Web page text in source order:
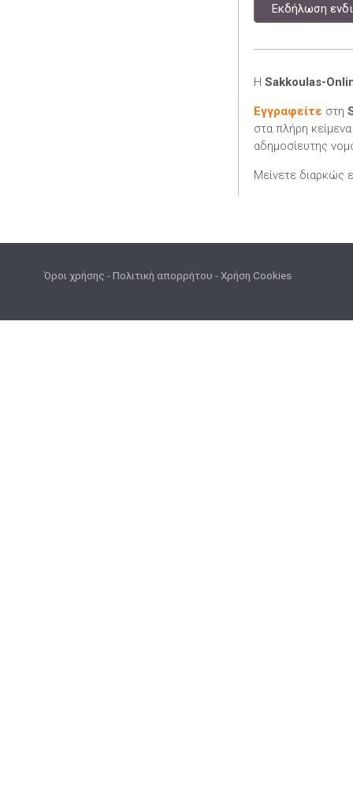
Εκδήλωση
Η Sakkoulas-
Εγγραφείτε στη
στα πλήρη
αδημοσίευτης
Μείνετε διαρκώς
Όροι χρήσης -Πολιτική απορρήτου -Χρήση Cookies